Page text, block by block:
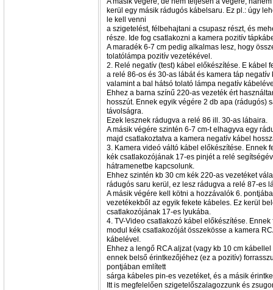
kerül egy másik rádugós kábelsaru. Ez pl.: úgy
le kell venni
a szigetelést, félbehajtani a csupasz részt, és
része. Ide fog csatlakozni a kamera pozitív
A maradék 6-7 cm pedig alkalmas lesz, hogy
tolatólámpa pozitív vezetékével.
2. Relé negatív (test) kábel előkészítése. E kábel
a relé 86-os és 30-as lábát és kamera táp negatív
valamint a bal hátsó tolató lámpa negatív
Ehhez a barna színű 220-as vezeték ért
hosszút. Ennek egyik végére 2 db apa (rádugós)
távolságra.
Ezek lesznek rádugva a relé 86 ill. 30-as lábaira.
A másik végére szintén 6-7 cm-t elhagyva egy
majd csatlakoztatva a kamera negatív kábel
3. Kamera videó váltó kábel előkészítése. Ennek
kék csatlakozójának 17-es pinjét a relé
hátramenetbe kapcsolunk.
Ehhez szintén kb 30 cm kék 220-as vezetéket
rádugós saru kerül, ez lesz rádugva a relé 87-es
A másik végére kell kötni a hozzávalók 6.
vezetékekből az egyik fekete kábeles. Ez kerül
csatlakozójának 17-es lyukába.
4. TV-Video csatlakozó kábel előkészítése. Ennek
modul kék csatlakozóját összekösse a kamera
kábelével.
Ehhez a lengő RCA aljzat (vagy kb 10 cm
ennek belső érintkezőjéhez (ez a pozitív)
pontjában említett
sárga kábeles pin-es vezetéket, és a másik
Itt is megfelelően szigetelőszalagozzunk és